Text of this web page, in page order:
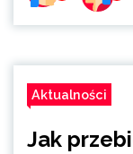
Aktualności
Jak